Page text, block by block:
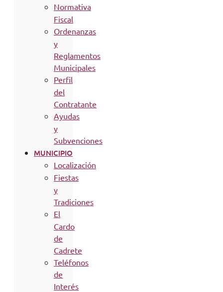
Normativa
Fiscal
Ordenanzas
y
Reglamentos
Municipales
Perfil
del
Contratante
Ayudas
y
Subvenciones
MUNICIPIO
Localización
Fiestas
y
Tradiciones
El
Cardo
de
Cadrete
Teléfonos
de
Interés